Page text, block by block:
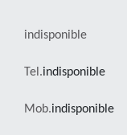
indisponible
Tel.indisponible
Mob.indisponible